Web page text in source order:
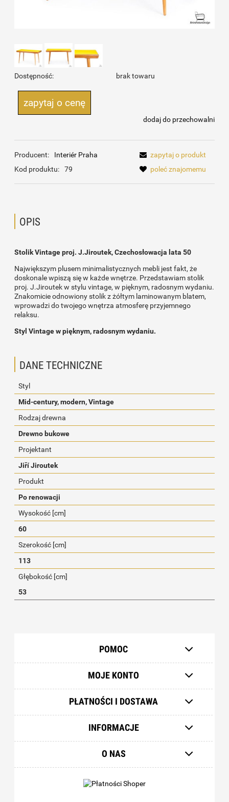
Dostępność: brak towaru
zapytaj o cenę
dodaj do przechowalni
Producent:
Interiér Praha
Kod produktu:
79
zapytaj o produkt
poleć znajomemu
OPIS
Stolik Vintage proj. J.Jiroutek, Czechosłowacja lata 50
Największym plusem minimalistycznych mebli jest fakt, że
doskonale wpiszą się w każde wnętrze. Przedstawiam stolik
proj. J.Jiroutek w stylu vintage, w pięknym, radosnym wydaniu.
Znakomicie odnowiony stolik z żółtym laminowanym blatem,
wprowadzi do twojego wnętrza atmosferę przyjemnego
relaksu.
Styl Vintage w pięknym, radosnym wydaniu.
DANE TECHNICZNE
Styl
Mid-century, modern, Vintage
Rodzaj drewna
Drewno bukowe
Projektant
Jiří Jiroutek
Produkt
Po renowacji
Wysokość [cm]
60
Szerokość [cm]
113
Głębokość [cm]
53
POMOC
MOJE KONTO
PŁATNOŚCI I DOSTAWA
INFORMACJE
O NAS